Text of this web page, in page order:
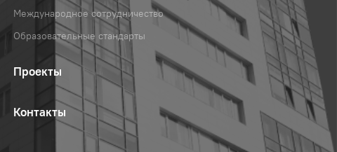
Международное сотрудничество
Образовательные стандарты
Проекты
Контакты